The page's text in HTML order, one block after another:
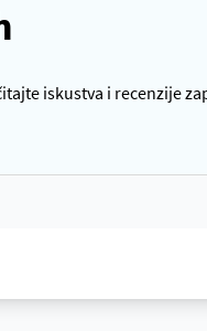
iskustva i recenzije